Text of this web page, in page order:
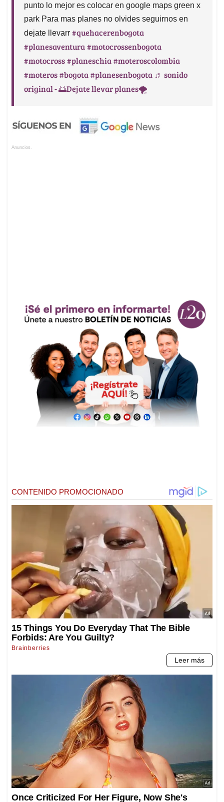
punto lo mejor es colocar en google maps green x
park Para mas planes no olvides seguirnos en
dejate llevarr #quehacerenbogota
#planesaventura#motocrossenbogota
#motocross#planeschia#moteroscolombia
#moteros#bogota#planesenbogota ♬ sonido
original - 🌅Dejate llevar planes🌪
Anuncios.